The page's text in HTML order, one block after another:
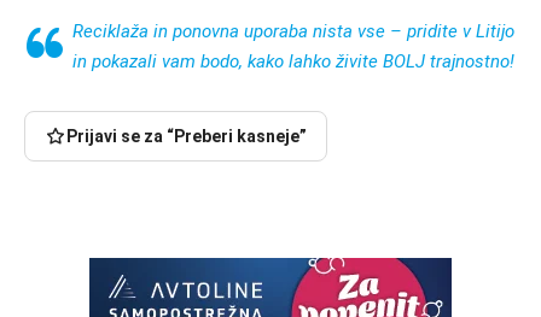
Reciklaža in ponovna uporaba nista vse – pridite v Litijo
in pokazali vam bodo, kako lahko živite BOLJ trajnostno!
Prijavi se za “Preberi kasneje”